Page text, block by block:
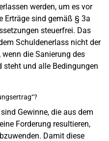
werden, um es vor
Erträge sind gemäß § 3a
steuerfrei. Das
Schuldenerlass nicht der
die Sanierung des
steht und alle Bedingungen
Gewinne, die aus dem
Forderung resultieren,
Damit diese